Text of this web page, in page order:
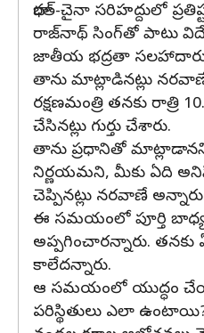
భారత్-చైనా సరిహద్దులో
రాజ్‌నాథ్‌ సింగ్‌‌తో పాటు
జాతీయ భద్రతా
తాను మాట్లాడినట్లు
రక్షణమంత్రి తనకు రాత్రి
చేసినట్లు గుర్తు చేశారు.
తాను ప్రధానితో
నిర్ణయమని, మీకు ఏది
చెప్పినట్లు నరవాణే
ఈ సమయంలో పూర్తి
అప్పగించారన్నారు.
కాలేదన్నారు.
ఆ సమయంలో యుద్ధం
పరిస్థితులు ఎలా